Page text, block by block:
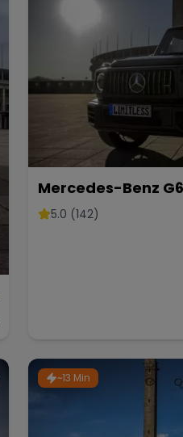
Mercedes-Benz
mieten SUV G-
5.0 (142)
~13 Min